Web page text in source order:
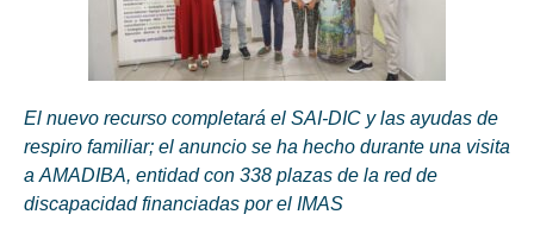
El nuevo recurso completará el SAI-DIC y las ayudas de
respiro familiar; el anuncio se ha hecho durante una visita
a AMADIBA, entidad con 338 plazas de la red de
discapacidad financiadas por el IMAS